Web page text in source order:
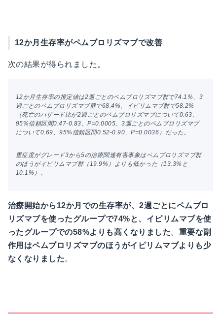
12か月生存率がペムブロリズマブで改善
次の結果が得られました。
12か月生存率の推定値は2週ごとのペムブロリズマブ群で74.1%、3
週ごとのペムブロリズマブ群で68.4%、イピリムマブ群で58.2%
（死亡のハザード比が2週ごとのペムブロリズマブについて0.63、
95%信頼区間0.47-0.83、P=0.0005、3週ごとのペムブロリズマブ
について0.69、95%信頼区間0.52-0.90、P=0.0036）だった。
重症度がグレード3から5の治療関連有害事象はペムブロリズマブ群
のほうがイピリムマブ群（19.9%）よりも低かった（13.3%と
10.1%）。
治療開始から12か月での生存率が、2週ごとにペムブロ
リズマブを使ったグループで74%と、イピリムマブを使
ったグループでの58%よりも高くなりました。 重要な副
作用はペムブロリズマブのほうがイピリムマブよりも少
なくなりました。